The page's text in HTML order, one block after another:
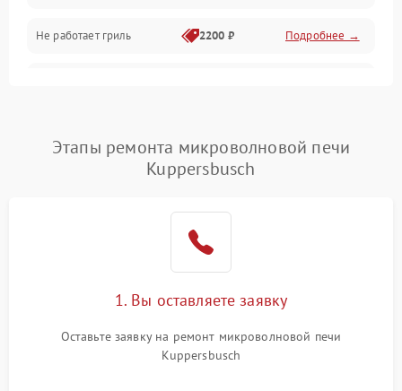
Не работает гриль 2200 ₽ Подробнее →
Появление запаха гари Подробнее →
2400 ₽ Подробнее →
2000 ₽
Этапы ремонта микроволновой печи
Kuppersbusch
1. Вы оставляете заявку
Оставьте заявку на ремонт микроволновой печи
Kuppersbusch